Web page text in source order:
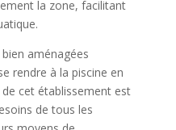
la zone, facilitant
aménagées
rendre à la piscine en
de cet établissement est
de tous les